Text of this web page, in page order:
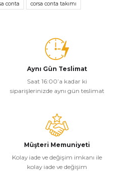
görüntülenemiyor.
olmalı.
conta corsa conta takımı
Aynı Gün Teslimat
Saat 16:00’a kadar ki
siparişlerinizde aynı gün teslimat
Müşteri Memuniyeti
Kolay iade ve değişim imkanı ile
kolay iade ve değişim